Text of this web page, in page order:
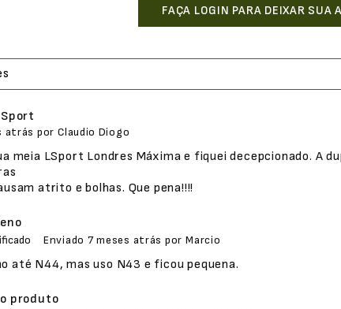
atrás por Claudio Diogo
meia LSport Londres Máxima e fiquei decepcionado. A
atrito e bolhas. Que pena!!!!
Enviado 7 meses atrás por Marcio
até N44, mas uso N43 e ficou pequena.
produto